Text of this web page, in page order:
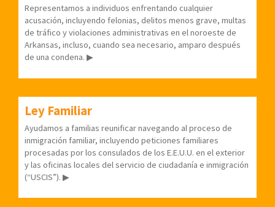
Representamos a individuos enfrentando cualquier
acusación, incluyendo felonias, delitos menos grave, multas
de tráfico y violaciones administrativas en el noroeste de
Arkansas, incluso, cuando sea necesario, amparo después
de una condena. ▶
Ley Familiar
Ayudamos a familias reunificar navegando al proceso de
inmigración familiar, incluyendo peticiones familiares
procesadas por los consulados de los E.E.U.U. en el exterior
y las oficinas locales del servicio de ciudadanía e inmigración
(“USCIS”). ▶